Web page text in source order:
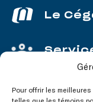
Pour offrir les
telles que les témoins
Le